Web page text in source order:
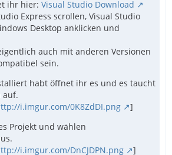
ihr hier: Visual Studio Download
Express scrollen, Visual Studio
Desktop anklicken und
auch mit anderen Versionen
sein.
habt öffnet ihr es und es taucht
auf.
i.imgur.com/0K8ZdDI.png
]
Projekt und wählen
i.imgur.com/DnCJDPN.png
]